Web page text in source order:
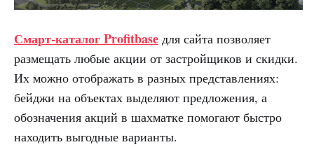
Смарт-каталог Profitbase для сайта позволяет
размещать любые акции от застройщиков и скидки.
Их можно отображать в разных представлениях:
бейджи на объектах выделяют предложения, а
обозначения акций в шахматке помогают быстро
находить выгодные варианты.